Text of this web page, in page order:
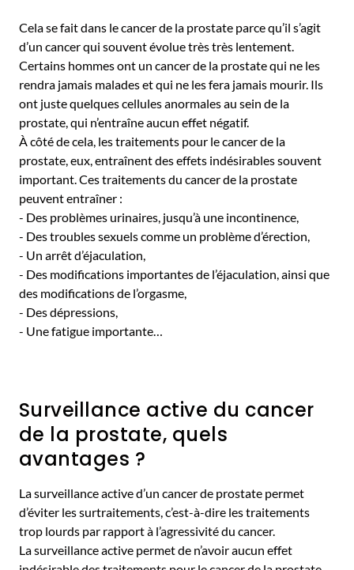
Cela se fait dans le cancer de la prostate parce qu’il s’agit
d’un cancer qui souvent évolue très très lentement.
Certains hommes ont un cancer de la prostate qui ne les
rendra jamais malades et qui ne les fera jamais mourir. Ils
ont juste quelques cellules anormales au sein de la
prostate, qui n’entraîne aucun effet négatif.
À côté de cela, les traitements pour le cancer de la
prostate, eux, entraînent des effets indésirables souvent
important. Ces traitements du cancer de la prostate
peuvent entraîner :
- Des problèmes urinaires, jusqu’à une incontinence,
- Des troubles sexuels comme un problème d’érection,
- Un arrêt d’éjaculation,
- Des modifications importantes de l’éjaculation, ainsi que
des modifications de l’orgasme,
- Des dépressions,
- Une fatigue importante…
Surveillance active du cancer
de la prostate, quels
avantages ?
La surveillance active d’un cancer de prostate permet
d’éviter les surtraitements, c’est-à-dire les traitements
trop lourds par rapport à l’agressivité du cancer.
La surveillance active permet de n’avoir aucun effet